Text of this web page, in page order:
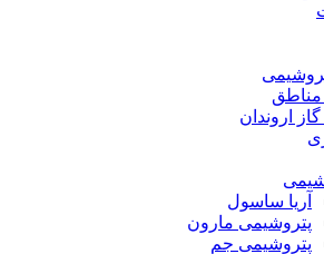
اروندان
آریا ساسول
پتروشیمی مارون
پتروشیمی جم